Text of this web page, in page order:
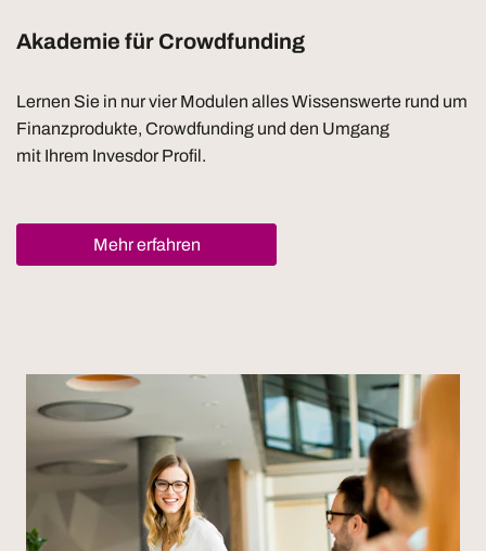
Akademie für Crowdfunding
Lernen Sie in nur vier Modulen alles Wissenswerte rund um
Finanzprodukte, Crowdfunding und den Umgang
mit Ihrem Invesdor Profil.
Mehr erfahren